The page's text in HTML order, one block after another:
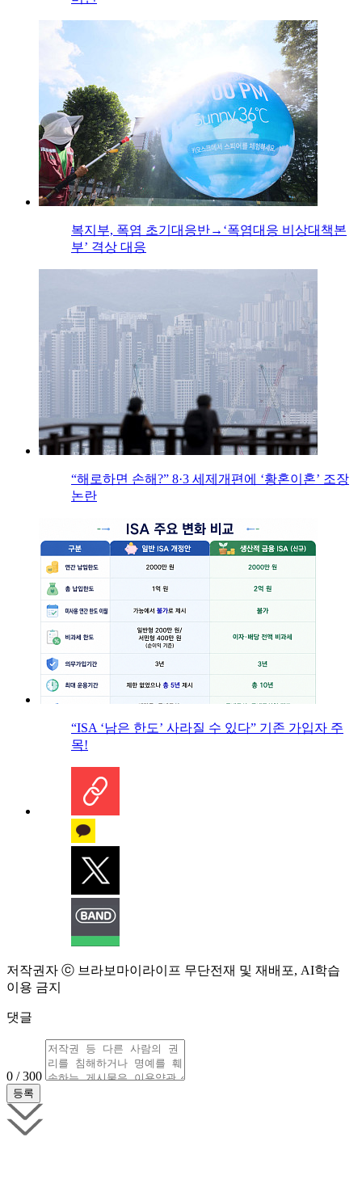
복지부, 폭염 초기대응반→‘폭염대응 비상대책본
부’ 격상 대응
“해로하면 손해?” 8·3 세제개편에 ‘황혼이혼’ 조장
논란
“ISA ‘남은 한도’ 사라질 수 있다” 기존 가입자 주
목!
저작권자 ⓒ 브라보마이라이프 무단전재 및 재배포, AI학습
이용 금지
댓글
0 / 300